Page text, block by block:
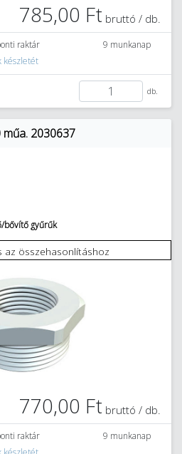
785,00 Ft bruttó / db.
raktár
9 munkanap
készletét
db.
2030637
bővítő gyűrűk
az összehasonlításhoz
770,00 Ft bruttó / db.
raktár
9 munkanap